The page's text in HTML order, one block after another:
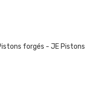
forgés - JE Pistons